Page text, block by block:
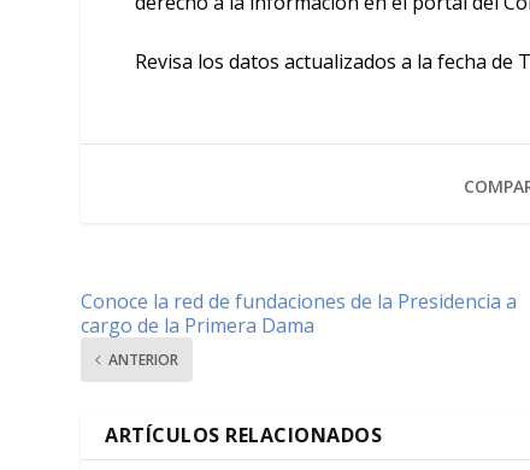
Revisa los datos actualizados a la fecha de
Conoce la red de fundaciones de la Presidencia a
cargo de la Primera Dama
ANTERIOR
ARTÍCULOS RELACIONADOS